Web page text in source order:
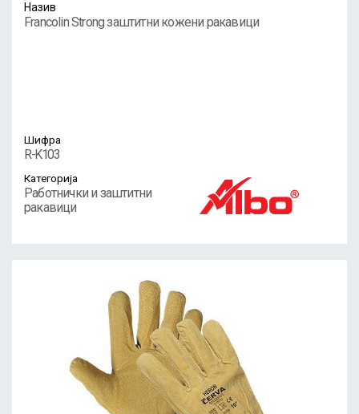
Назив
Francolin Strong заштитни кожени ракавици
Шифра
R-K103
Категорија
Работнички и заштитни
ракавици